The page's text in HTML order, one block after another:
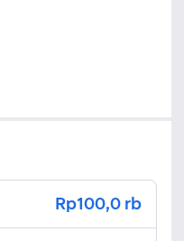
Rp100,0 rb